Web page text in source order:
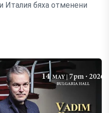
Италия бяха отменени